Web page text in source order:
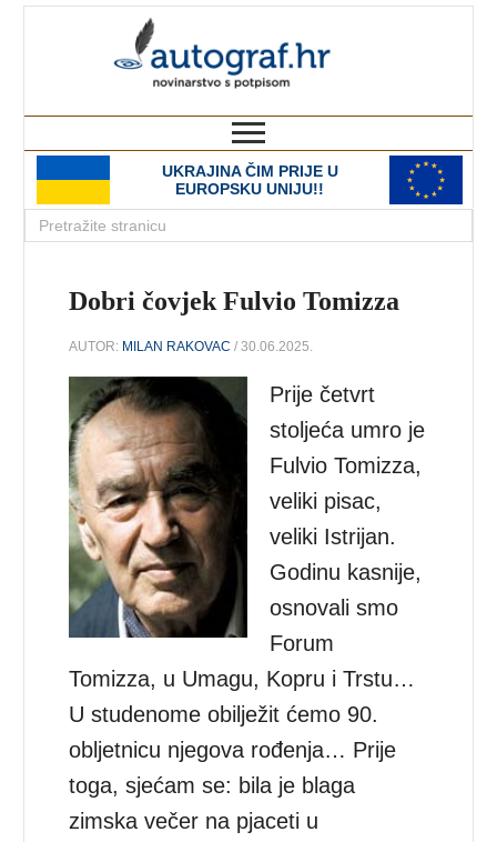
UKRAJINA ČIM PRIJE U
EUROPSKU UNIJU!!
Dobri čovjek Fulvio Tomizza
AUTOR: MILAN RAKOVAC / 30.06.2025.
Prije četvrt
stoljeća umro je
Fulvio Tomizza,
veliki pisac,
veliki Istrijan.
Godinu kasnije,
osnovali smo
Forum
Tomizza, u Umagu, Kopru i Trstu…
U studenome obilježit ćemo 90.
obljetnicu njegova rođenja… Prije
toga, sjećam se: bila je blaga
zimska večer na pjaceti u